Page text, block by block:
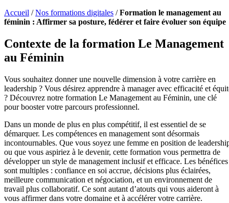
Accueil /Nos formations digitales /Formation le management au
féminin : Affirmer sa posture, fédérer et faire évoluer son équipe
Contexte de la formation Le Management
au Féminin
Vous souhaitez donner une nouvelle dimension à votre carrière en
leadership ? Vous désirez apprendre à manager avec efficacité et
? Découvrez notre formation Le Management au Féminin, une clé
pour booster votre parcours professionnel.
Dans un monde de plus en plus compétitif, il est essentiel de se
démarquer. Les compétences en management sont désormais
incontournables. Que vous soyez une femme en position de
ou que vous aspiriez à le devenir, cette formation vous permettra de
développer un style de management inclusif et efficace. Les bénéfices
sont multiples : confiance en soi accrue, décisions plus éclairées,
meilleure communication et négociation, et un environnement de
travail plus collaboratif. Ce sont autant d’atouts qui vous aideront à
vous affirmer dans votre domaine et à accélérer votre carrière.